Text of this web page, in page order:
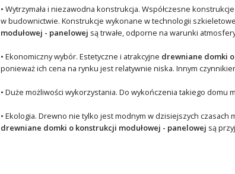
• Wytrzymała i niezawodna konstrukcja. Współczesne
w budownictwie. Konstrukcje wykonane w technologii
modułowej - panelowej są trwałe, odporne na warunki
• Ekonomiczny wybór. Estetyczne i atrakcyjne drewniane domki
ponieważ ich cena na rynku jest relatywnie niska. Innym
• Duże możliwości wykorzystania. Do wykończenia takiego domu
• Ekologia. Drewno nie tylko jest modnym w dzisiejszych
drewniane domki o konstrukcji modułowej - panelowej są